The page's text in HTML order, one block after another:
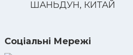
ШАНЬДУН, КИТАЙ
Соціальні Мережі